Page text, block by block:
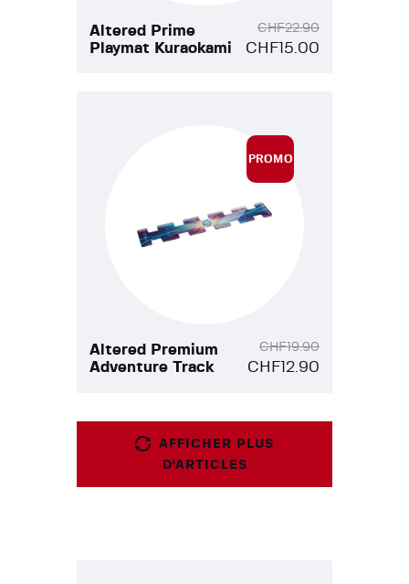
Altered Prime
Playmat Kuraokami
CHF22.90
CHF15.00
PROMO
!
Altered Premium
Adventure Track
CHF19.90
CHF12.90
AFFICHER PLUS
D'ARTICLES